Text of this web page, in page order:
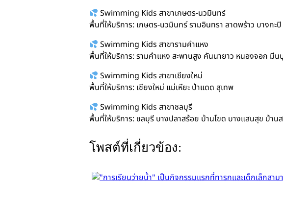
Swimming Kids สาขาเกษตร-นวมินทร์
พื้นที่ให้บริการ: เกษตร-นวมินทร์ รามอินทรา ลาดพร้าว บางกะ
Swimming Kids สาขารามคำแหง
พื้นที่ให้บริการ: รามคำแหง สะพานสูง คันนายาว หนองจอก มี
Swimming Kids สาขาเชียงใหม่
พื้นที่ให้บริการ: เชียงใหม่ แม่เหียะ ป่าแดด สุเทพ
Swimming Kids สาขาชลบุรี
พื้นที่ให้บริการ: ชลบุรี บางปลาสร้อย บ้านโขด บางแสนสุข บ้าน
โพสต์ที่เกี่ยวข้อง: